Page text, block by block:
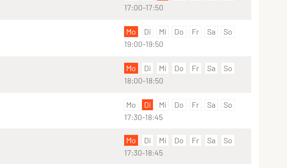
17:00-17:50
Mo Di Mi Do Fr Sa
So
19:00-19:50
Mo Di Mi Do Fr Sa
So
18:00-18:50
Mo Di Mi Do Fr Sa
So
17:30-18:45
Mo Di Mi Do Fr Sa
So
17:30-18:45